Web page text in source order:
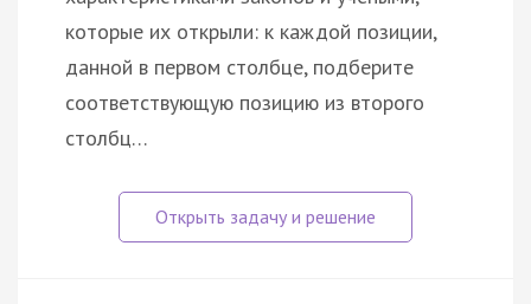
которые их открыли: к каждой позиции,
данной в первом столбце, подберите
соответствующую позицию из второго
столбц…